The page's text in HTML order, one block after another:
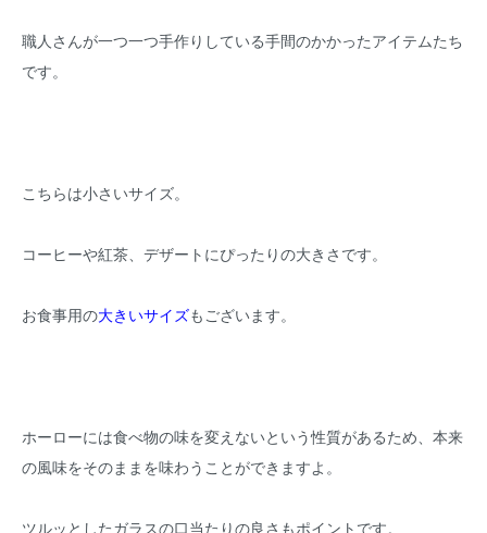
職人さんが一つ一つ手作りしている手間のかかったアイテムたち
です。
こちらは小さいサイズ。
コーヒーや紅茶、デザートにぴったりの大きさです。
お食事用の大きいサイズもございます。
ホーローには食べ物の味を変えないという性質があるため、本来
の風味をそのままを味わうことができますよ。
ツルッとしたガラスの口当たりの良さもポイントです。